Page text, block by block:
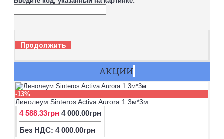
Продолжить
АКЦИИ
-13%
Линолеум Sinteros Activa Aurora 1 3м*3м
4 588.33грн 4 000.00грн
Без НДС: 4 000.00грн